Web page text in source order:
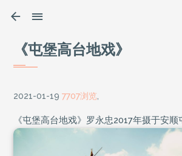
《屯堡高台地戏》
2021-01-19 7707浏览
《屯堡高台地戏》罗永忠2017年摄于安顺